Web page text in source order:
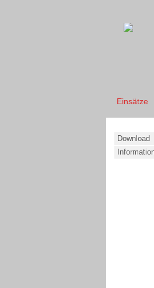
Einsätze
Download